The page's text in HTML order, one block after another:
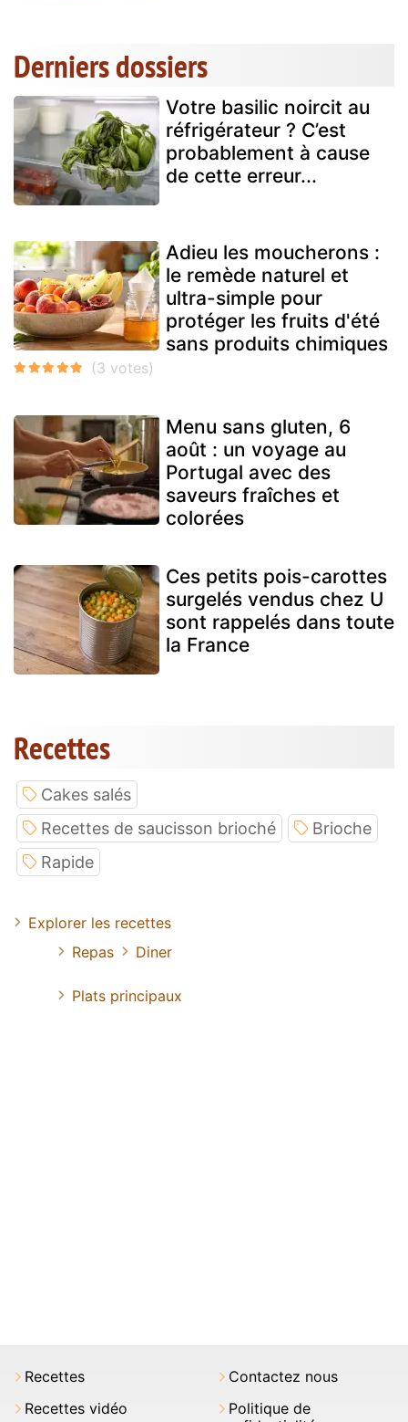
Derniers dossiers
Votre basilic noircit au
réfrigérateur ? C’est
probablement à cause
de cette erreur...
Adieu les moucherons :
le remède naturel et
ultra-simple pour
protéger les fruits d'été
sans produits chimiques
Menu sans gluten, 6
août : un voyage au
Portugal avec des
saveurs fraîches et
colorées
Ces petits pois-carottes
surgelés vendus chez U
sont rappelés dans toute
la France
Recettes
Cakes salés
Recettes de saucisson brioché
Brioche
Rapide
Explorer les recettes
Repas
Diner
Plats principaux
Recettes
Recettes vidéo
Contactez nous
Politique de